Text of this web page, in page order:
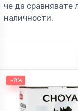
че да сравнявате
наличности.
-8%